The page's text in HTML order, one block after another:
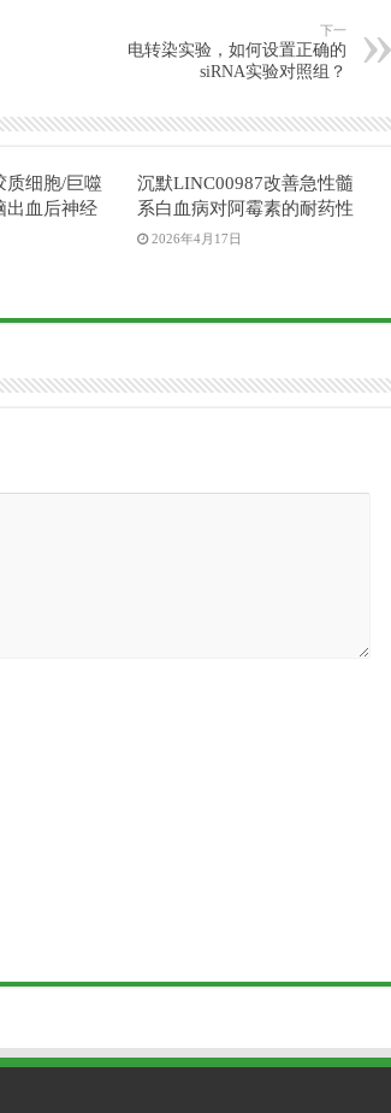
下一
电转染实验，如何设置正确的
siRNA实验对照组？
质细胞/巨噬
出血后神经
沉默LINC00987改善急性髓
系白血病对阿霉素的耐药性
2026年4月17日